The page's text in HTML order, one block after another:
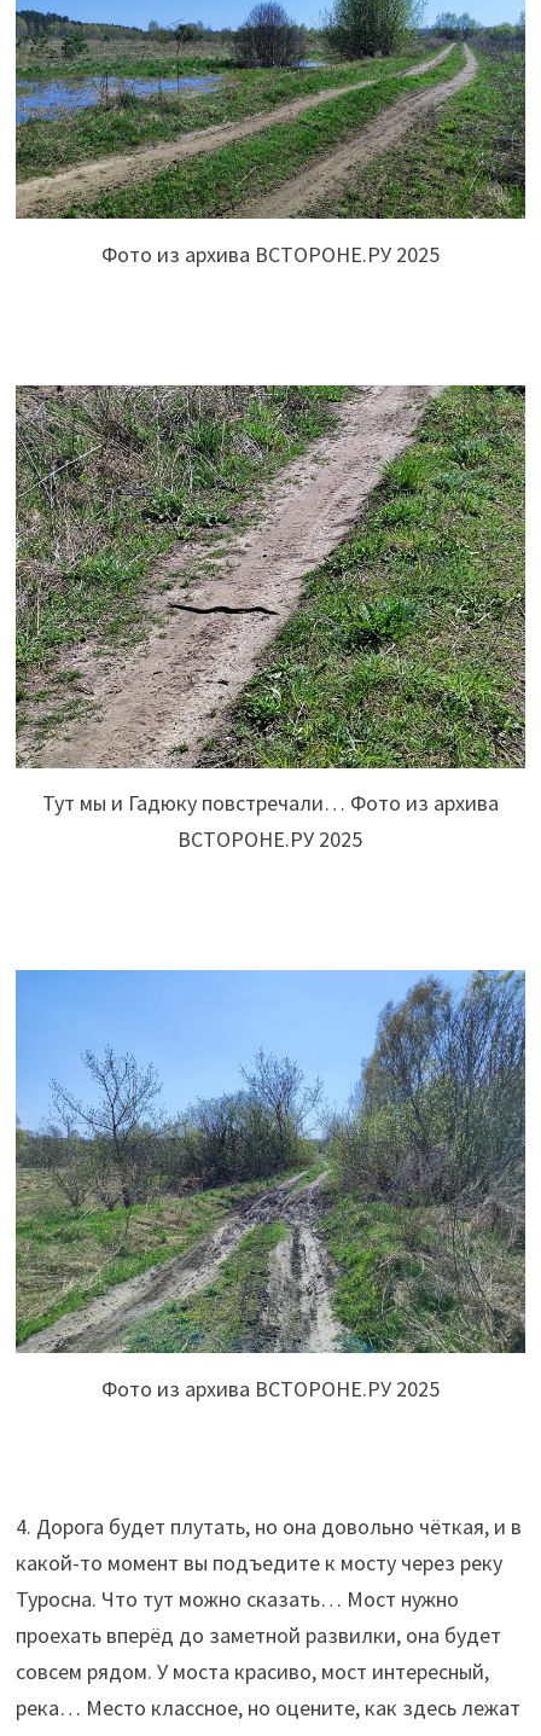
Фото из архива ВСТОРОНЕ.РУ 2025
Тут мы и Гадюку повстречали… Фото из архива
ВСТОРОНЕ.РУ 2025
Фото из архива ВСТОРОНЕ.РУ 2025
4. Дорога будет плутать, но она довольно чёткая, и в
какой-то момент вы подъедите к мосту через реку
Туросна. Что тут можно сказать… Мост нужно
проехать вперёд до заметной развилки, она будет
совсем рядом. У моста красиво, мост интересный,
река… Место классное, но оцените, как здесь лежат